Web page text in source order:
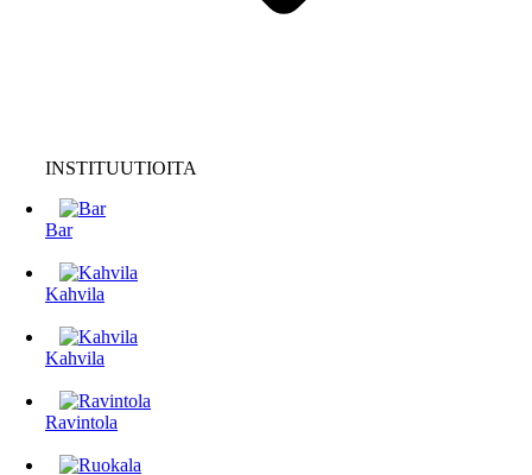
INSTITUUTIOITA
Bar
Kahvila
Kahvila
Ravintola